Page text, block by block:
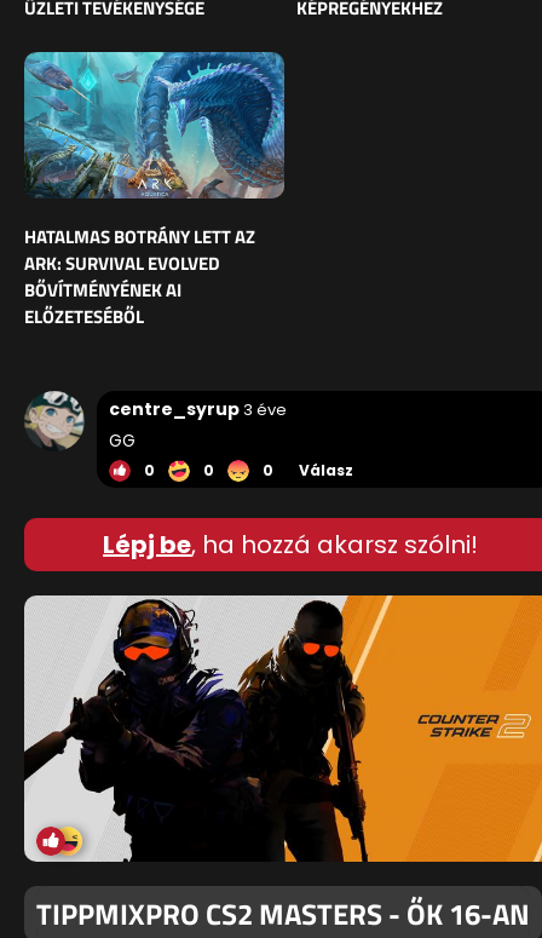
ÜZLETI TEVÉKENYSÉGE
KÉPREGÉNYEKHEZ
HATALMAS BOTRÁNY LETT AZ
ARK: SURVIVAL EVOLVED
BŐVÍTMÉNYÉNEK AI
ELŐZETESÉBŐL
centre_syrup3 éve
GG
0 0 0 Válasz
Lépj be, ha hozzá akarsz szólni!
TIPPMIXPRO CS2 MASTERS - ŐK 16-AN